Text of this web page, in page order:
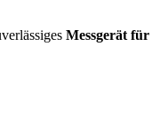
Messgerät